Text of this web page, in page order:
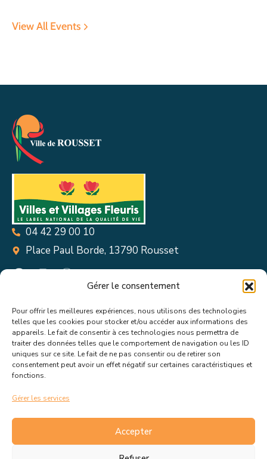
Gérer le consentement
Pour offrir les meilleures expériences, nous utilisons des technologies
telles que les cookies pour stocker et/ou accéder aux informations des
appareils. Le fait de consentir à ces technologies nous permettra de
traiter des données telles que le comportement de navigation ou les ID
uniques sur ce site. Le fait de ne pas consentir ou de retirer son
consentement peut avoir un effet négatif sur certaines caractéristiques et
fonctions.
Gérer les services
Accepter
View All Events
04 42 29 00 10
Place Paul Borde, 13790 Rousset
Suivez toutes les informations &
actualités de votre ville !
mairie de Rousset. En savoir plus sur la gestion de mes